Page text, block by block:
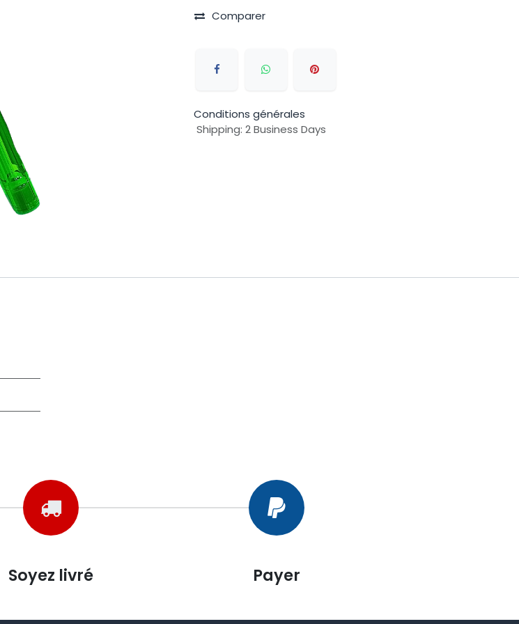
Comparer
Conditions générales
Shipping: 2 Business Days
Soyez livré Payer